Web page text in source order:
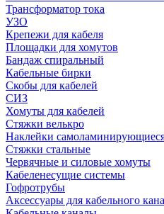
Трансформатор тока
УЗО
Крепежи для кабеля
Площадки для хомутов
Бандаж спиральный
Кабельные бирки
Cкобы для кабелей
СИЗ
Хомуты для кабелей
Стяжки велькро
Наклейки
Стяжки стальные
Червячные и силовые хомуты
Кабеленесущие системы
Гофротрубы
Аксессуары для кабельного